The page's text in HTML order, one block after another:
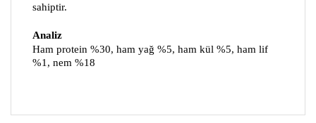
sahiptir.
Analiz
Ham protein %30, ham yağ %5, ham kül %5, ham lif
%1, nem %18
ve diğer konularda yetersiz gördüğünüz noktaları